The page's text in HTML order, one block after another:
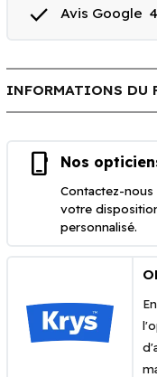
done Avis Google
INFORMATIONS DU
phone_iphone Nos
Contactez-
votre
personnalisé.